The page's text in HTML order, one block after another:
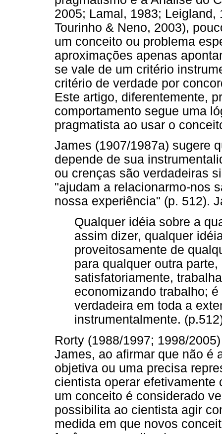
2005; Lamal, 1983; Leigland,
Tourinho & Neno, 2003),
um conceito ou problema
aproximações apenas
se vale de um critério
critério de verdade por
Este artigo, diferentemente,
comportamento segue uma
pragmatista ao usar o
James (1907/1987a) sugere
depende de sua
ou crenças são verdadeiras
"ajudam a relacionarmo-nos
nossa experiência" (p. 512).
Qualquer idéia sobre a
assim dizer, qualquer
proveitosamente de
para qualquer outra
satisfatoriamente,
economizando trabalho;
verdadeira em toda a
instrumentalmente.
Rorty (1988/1997; 1998/
James, ao afirmar que não é
objetiva ou uma precisa
cientista operar efetivamente
um conceito é considerado
possibilita ao cientista agir
medida em que novos